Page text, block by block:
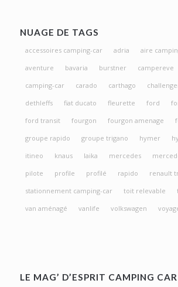
NUAGE DE TAGS
accessoires camping-car adria aire
aventure
bavaria burstner campereve
camping-car
carado carthago
dethleffs
fiat ducato fleurette ford
ford transit
fourgon fourgon amenage
groupe rapido
groupe trigano hymer
itineo
knaus laika mercedes
pilote
profile profilé rapido
renault
stationnement camping-car
toit relevable
van aménagé
vanlife volkswagen
LE MAG’ D’ESPRIT CAMPING CAR